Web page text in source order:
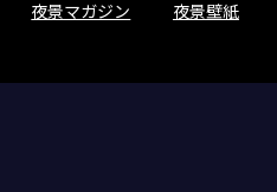
夜景マガジン 夜景壁紙